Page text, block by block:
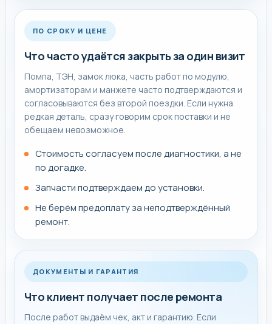
понять, какая причина подтверждается и какой ремонт
действительно нужен.
Что подготовить к заявке
При обращении полезно назвать модель и коротко
описать, когда именно проявляется симптом: на
запуске, во время цикла, под нагрузкой или после
Если уже видите похожую поломку, можно сразу
открыть соседние страницы: Не работает стиральная
стиральная машина.
ПО СРОКУ И ЦЕНЕ
Что часто удаётся закрыть за один визит
Помпа, ТЭН, замок люка, часть работ по модулю,
амортизаторам и манжете часто подтверждаются и
согласовываются без второй поездки. Если нужна
редкая деталь, сразу говорим срок поставки и не
обещаем невозможное.
Стоимость согласуем после диагностики, а не
по догадке.
Запчасти подтверждаем до установки.
Не берём предоплату за неподтверждённый
ремонт.
ДОКУМЕНТЫ И ГАРАНТИЯ
Что клиент получает после ремонта
После работ выдаём чек, акт и гарантию. Если